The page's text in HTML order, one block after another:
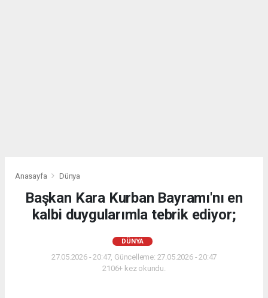
Anasayfa Dünya
Başkan Kara Kurban Bayramı'nı en
kalbi duygularımla tebrik ediyor;
DÜNYA
27.05.2026 - 20:47, Güncelleme: 27.05.2026 - 20:47
2106+ kez okundu.